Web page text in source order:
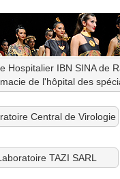
Hospitalier IBN SINA de
de l'hôpital des
Central de Virologie
TAZI SARL